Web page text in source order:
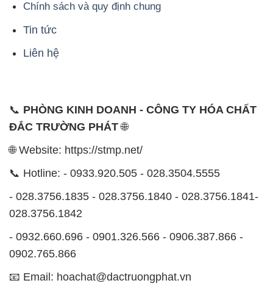
Chính sách và quy định chung
Tin tức
Liên hệ
📞 PHÒNG KINH DOANH - CÔNG TY HÓA CHẤT
ĐẮC TRƯỜNG PHÁT🌐
🌐 Website: https://stmp.net/
📞 Hotline: - 0933.920.505 - 028.3504.5555
- 028.3756.1835 - 028.3756.1840 - 028.3756.1841-
028.3756.1842
- 0932.660.696 - 0901.326.566 - 0906.387.866 -
0902.765.866
📧 Email: hoachat@dactruongphat.vn